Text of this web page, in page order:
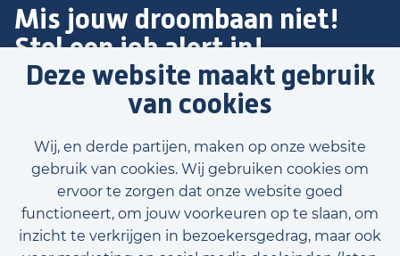
Deze website maakt gebruik
van cookies
Wij, en derde partijen, maken op onze website
gebruik van cookies. Wij gebruiken cookies om
ervoor te zorgen dat onze website goed
functioneert, om jouw voorkeuren op te slaan, om
inzicht te verkrijgen in bezoekersgedrag, maar ook
Mis jouw droombaan niet!
Stel een job alert in!
Blijf op de hoogte van nieuwe en relevante
vacatures! Laat je gegevens achter en wij houden je
Stel job alert in